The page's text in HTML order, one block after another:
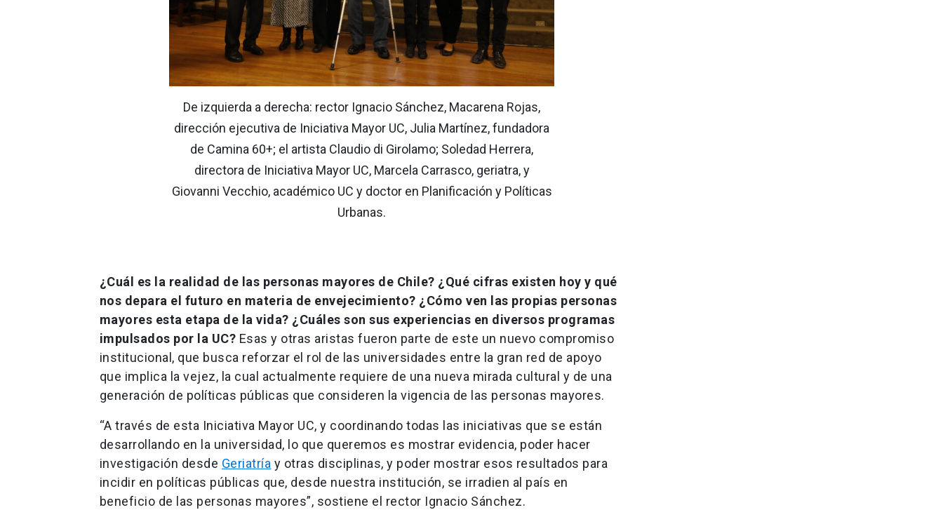
De izquierda a derecha: rector Ignacio Sánchez, Macarena Rojas,
dirección ejecutiva de Iniciativa Mayor UC, Julia Martínez, fundadora
de Camina 60+; el artista Claudio di Girolamo; Soledad Herrera,
directora de Iniciativa Mayor UC, Marcela Carrasco, geriatra, y
Giovanni Vecchio, académico UC y doctor en Planificación y Políticas
Urbanas.
¿Cuál es la realidad de las personas mayores de Chile? ¿Qué cifras existen hoy y qué
nos depara el futuro en materia de envejecimiento? ¿Cómo ven las propias personas
mayores esta etapa de la vida? ¿Cuáles son sus experiencias en diversos programas
impulsados por la UC? Esas y otras aristas fueron parte de este un nuevo compromiso
institucional, que busca reforzar el rol de las universidades entre la gran red de apoyo
que implica la vejez, la cual actualmente requiere de una nueva mirada cultural y de una
generación de políticas públicas que consideren la vigencia de las personas mayores.
“A través de esta Iniciativa Mayor UC, y coordinando todas las iniciativas que se están
desarrollando en la universidad, lo que queremos es mostrar evidencia, poder hacer
investigación desde Geriatría y otras disciplinas, y poder mostrar esos resultados para
incidir en políticas públicas que, desde nuestra institución, se irradien al país en
beneficio de las personas mayores”, sostiene el rector Ignacio Sánchez.